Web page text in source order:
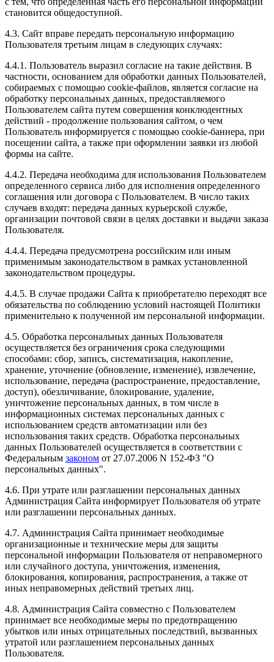
становится общедоступной.
4.3. Сайт вправе передать персональную информацию
Пользователя третьим лицам в следующих случаях:
4.4.1. Пользователь выразил согласие на такие действия. В
частности, основанием для обработки данных Пользователей,
собираемых с помощью cookie-файлов, является согласие на
обработку персональных данных, предоставляемого
Пользователем сайта путем совершения конклюдентных
действий - продолжение пользования сайтом, о чем
Пользователь информируется с помощью cookie-баннера, при
посещении сайта, а также при оформлении заявки из любой
формы на сайте.
4.4.2. Передача необходима для использования Пользователем
определенного сервиса либо для исполнения определенного
соглашения или договора с Пользователем. В число таких
случаев входят: передача данных курьерской службе,
организации почтовой связи в целях доставки и выдачи заказа
Пользователя.
4.4.4. Передача предусмотрена российским или иным
применимым законодательством в рамках установленной
законодательством процедуры.
4.4.5. В случае продажи Сайта к приобретателю переходят все
обязательства по соблюдению условий настоящей Политики
применительно к полученной им персональной информации.
4.5. Обработка персональных данных Пользователя
осуществляется без ограничения срока следующими
способами: сбор, запись, систематизация, накопление,
хранение, уточнение (обновление, изменение), извлечение,
использование, передача (распространение, предоставление,
доступ), обезличивание, блокирование, удаление,
уничтожение персональных данных, в том числе в
информационных системах персональных данных с
использованием средств автоматизации или без
использования таких средств. Обработка персональных
данных Пользователей осуществляется в соответствии с
Федеральным законом от 27.07.2006 N 152-ФЗ "О
персональных данных".
4.6. При утрате или разглашении персональных данных
Администрация Сайта информирует Пользователя об утрате
или разглашении персональных данных.
4.7. Администрация Сайта принимает необходимые
организационные и технические меры для защиты
персональной информации Пользователя от неправомерного
или случайного доступа, уничтожения, изменения,
блокирования, копирования, распространения, а также от
иных неправомерных действий третьих лиц.
4.8. Администрация Сайта совместно с Пользователем
принимает все необходимые меры по предотвращению
убытков или иных отрицательных последствий, вызванных
утратой или разглашением персональных данных
Пользователя.